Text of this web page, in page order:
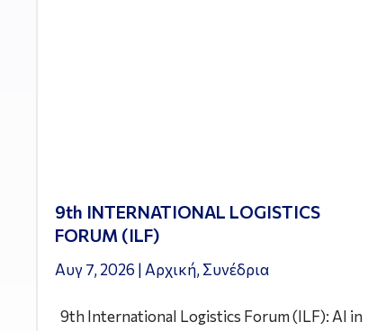
9th INTERNATIONAL LOGISTICS
FORUM (ILF)
Αυγ 7, 2026 | Αρχική, Συνέδρια
9th International Logistics Forum (ILF): AI in